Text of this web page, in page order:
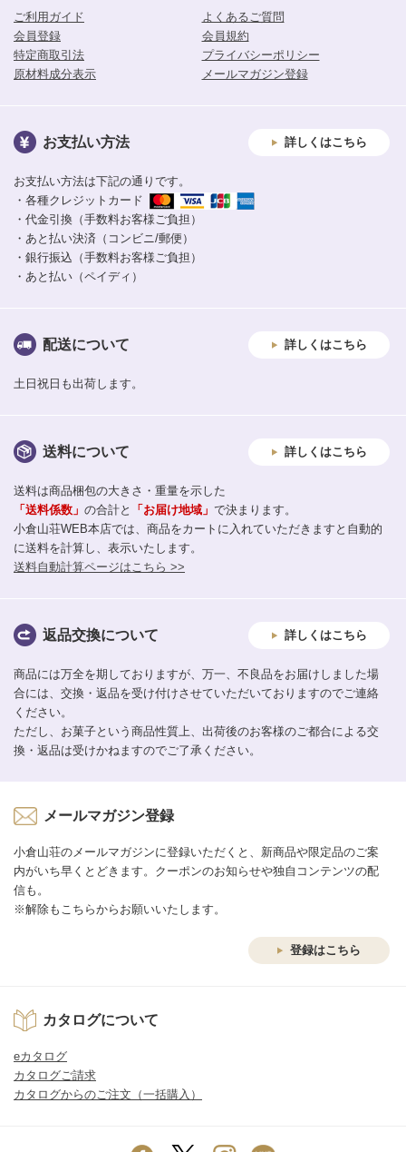
ご利用ガイド
よくあるご質問
会員登録
会員規約
特定商取引法
プライバシーポリシー
原材料成分表示
メールマガジン登録
お支払い方法 詳しくはこちら
お支払い方法は下記の通りです。
・各種クレジットカード
・代金引換（手数料お客様ご負担）
・あと払い決済（コンビニ/郵便）
・銀行振込（手数料お客様ご負担）
・あと払い（ペイディ）
配送について 詳しくはこちら
土日祝日も出荷します。
送料について 詳しくはこちら
送料は商品梱包の大きさ・重量を示した
「送料係数」 の合計と 「お届け地域」 で決まります。
小倉山荘WEB本店では、商品をカートに入れていただきますと自動的
に送料を計算し、表示いたします。
送料自動計算ページはこちら >>
返品交換について 詳しくはこちら
商品には万全を期しておりますが、万一、不良品をお届けしました場
合には、交換・返品を受け付けさせていただいておりますのでご連絡
ください。
ただし、お菓子という商品性質上、出荷後のお客様のご都合による交
換・返品は受けかねますのでご了承ください。
メールマガジン登録
小倉山荘のメールマガジンに登録いただくと、新商品や限定品のご案
内がいち早くとどきます。クーポンのお知らせや独自コンテンツの配
信も。
※解除もこちらからお願いいたします。
登録はこちら
カタログについて
eカタログ
カタログご請求
カタログからのご注文（一括購入）